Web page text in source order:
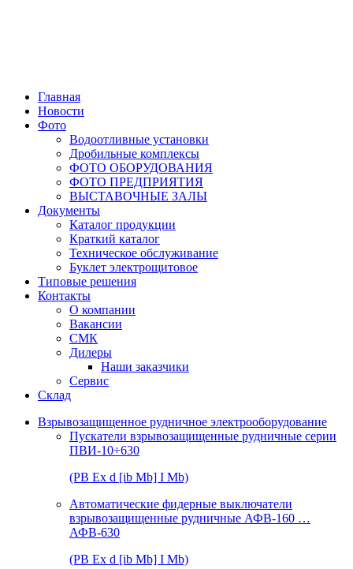
Главная
Новости
Фото
Водоотливные установки
Дробильные комплексы
ФОТО ОБОРУДОВАНИЯ
ФОТО ПРЕДПРИЯТИЯ
ВЫСТАВОЧНЫЕ ЗАЛЫ
Документы
Каталог продукции
Краткий каталог
Техническое обслуживание
Буклет электрощитовое
Типовые решения
Контакты
О компании
Вакансии
СМК
Дилеры
Наши заказчики
Сервис
Склад
Взрывозащищенное рудничное электрооборудование
Пускатели взрывозащищенные рудничные серии
ПВИ-10÷630
(РВ Ex d [ib Mb] I Mb)
Автоматические фидерные выключатели
взрывозащищенные рудничные АФВ-160 …
АФВ-630
(РВ Ex d [ib Mb] I Mb)